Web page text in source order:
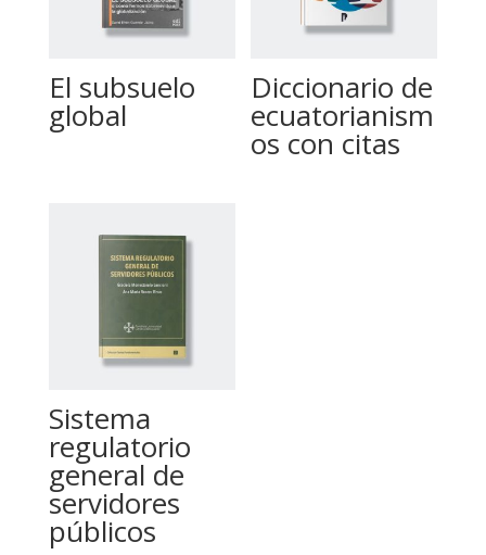
El subsuelo
global
Diccionario de
ecuatorianism
os con citas
Sistema
regulatorio
general de
servidores
públicos